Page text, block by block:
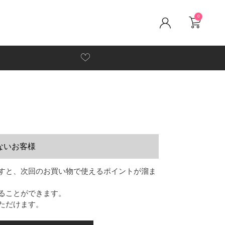
0
いお客様
と、次回のお買い物で使えるポイントが溜ま
ことができます。
だけます。